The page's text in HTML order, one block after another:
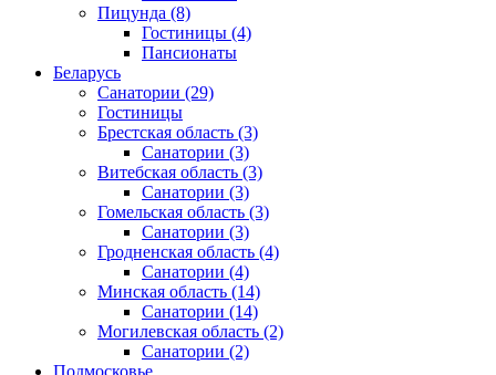
Пицунда (8)
Гостиницы (4)
Пансионаты
Беларусь
Санатории (29)
Гостиницы
Брестская область (3)
Санатории (3)
Витебская область (3)
Санатории (3)
Гомельская область (3)
Санатории (3)
Гродненская область (4)
Санатории (4)
Минская область (14)
Санатории (14)
Могилевская область (2)
Санатории (2)
Подмосковье